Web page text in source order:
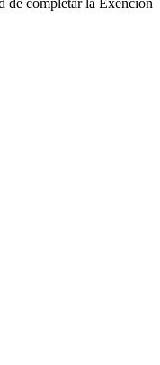
de completar la Exención